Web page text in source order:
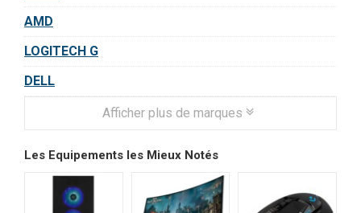
AMD
LOGITECH G
DELL
Afficher plus de marques
Les Equipements les Mieux Notés